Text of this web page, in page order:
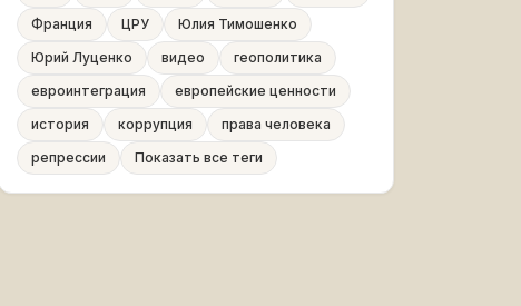
Франция
ЦРУ
Юлия Тимошенко
Юрий Луценко
видео
геополитика
евроинтеграция
европейские ценности
история
коррупция
права человека
репрессии
Показать все теги